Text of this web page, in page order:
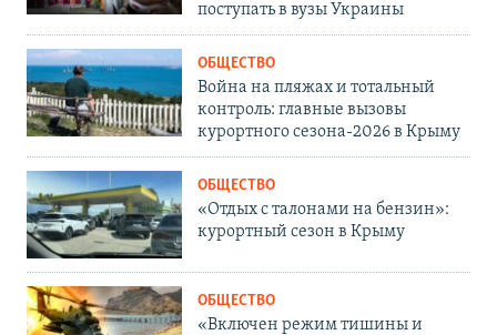
поступать в вузы Украины
ОБЩЕСТВО
Война на пляжах и тотальный
контроль: главные вызовы
курортного сезона-2026 в Крыму
ОБЩЕСТВО
«Отдых с талонами на бензин»:
курортный сезон в Крыму
ОБЩЕСТВО
«Включен режим тишины и